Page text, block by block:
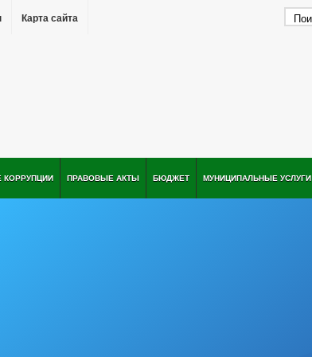
Карта сайта
КОРРУПЦИИ ПРАВОВЫЕ АКТЫ БЮДЖЕТ МУНИЦИПАЛЬНЫЕ УСЛУГИ